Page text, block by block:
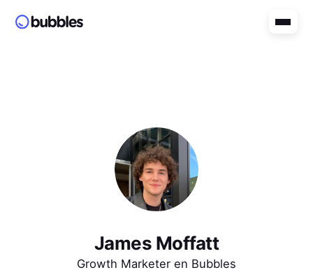
James Moffatt
Growth Marketer en Bubbles